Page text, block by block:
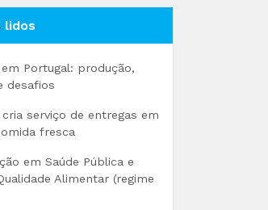
lidos
Portugal: produção,
desafios
cria serviço de entregas em
fresca
em Saúde Pública e
Alimentar (regime